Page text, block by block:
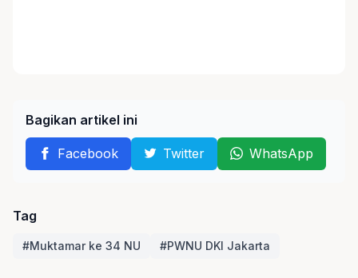
Bagikan artikel ini
Facebook Twitter WhatsApp
Tag
#Muktamar ke 34 NU #PWNU DKI Jakarta